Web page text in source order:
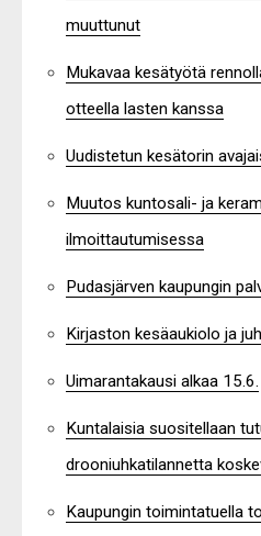
muuttunut
Mukavaa kesätyötä
otteella lasten kanssa
Uudistetun kesätorin
Muutos kuntosali- ja
ilmoittautumisessa
Pudasjärven kaupungin
Kirjaston kesäaukiolo ja
Uimarantakausi alkaa 15.6.
Kuntalaisia suositellaan
drooniuhkatilannetta
Kaupungin toimintatuella